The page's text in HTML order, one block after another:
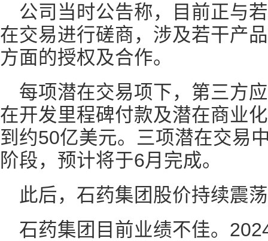
公司当时公告称，目前正与
在交易进行磋商，涉及若干产
方面的授权及合作。
每项潜在交易项下，第三方
在开发里程碑付款及潜在商业
到约50亿美元。三项潜在交易
阶段，预计将于6月完成。
此后，石药集团股价持续震
石药集团目前业绩不佳。